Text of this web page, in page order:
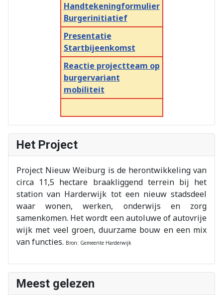
Handtekeningformulier
Burgerinitiatief
Presentatie
Startbijeenkomst
Reactie projectteam op
burgervariant
mobiliteit
Het Project
Project Nieuw Weiburg is de herontwikkeling van
circa 11,5 hectare braakliggend terrein bij het
station van Harderwijk tot een nieuw stadsdeel
waar wonen, werken, onderwijs en zorg
samenkomen. Het wordt een autoluwe of autovrije
wijk met veel groen, duurzame bouw en een mix
van functies. Bron: Gemeente Harderwijk
Meest gelezen